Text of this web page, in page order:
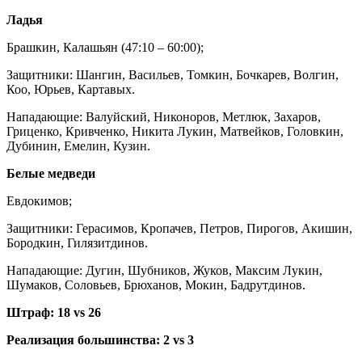
Ладья
Брашкин, Калашьян (47:10 – 60:00);
Защитники: Шангин, Васильев, Томкин, Бочкарев, Волгин,
Коо, Юрьев, Картавых.
Нападающие: Валуйский, Никоноров, Метлюк, Захаров,
Гриценко, Кривченко, Никита Лукин, Матвейков, Головкин,
Дубинин, Емелин, Кузин.
Белые медведи
Евдокимов;
Защитники: Герасимов, Кропачев, Петров, Пирогов, Акишин,
Бородкин, Гилязитдинов.
Нападающие: Дугин, Шубников, Жуков, Максим Лукин,
Шумаков, Соловьев, Брюханов, Мокин, Бадрутдинов.
Штраф: 18 vs 26
Реализация большинства: 2 vs 3